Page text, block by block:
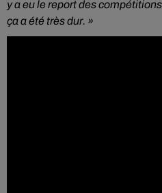
y a eu le report des
ça a été très dur. »